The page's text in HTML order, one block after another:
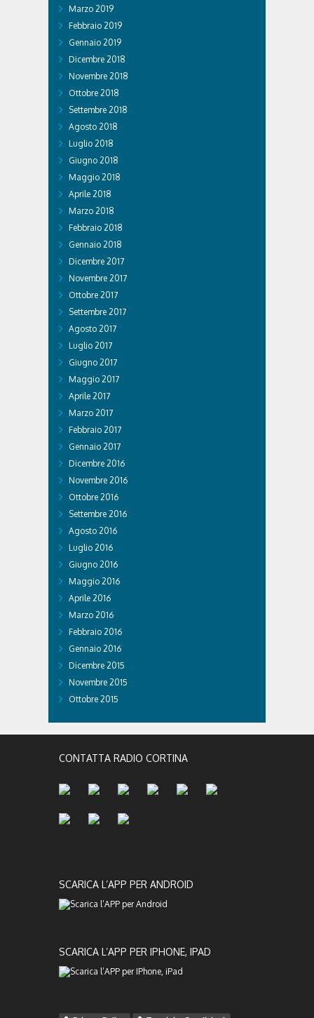
Marzo 2019
Febbraio 2019
Gennaio 2019
Dicembre 2018
Novembre 2018
Ottobre 2018
Settembre 2018
Agosto 2018
Luglio 2018
Giugno 2018
Maggio 2018
Aprile 2018
Marzo 2018
Febbraio 2018
Gennaio 2018
Dicembre 2017
Novembre 2017
Ottobre 2017
Settembre 2017
Agosto 2017
Luglio 2017
Giugno 2017
Maggio 2017
Aprile 2017
Marzo 2017
Febbraio 2017
Gennaio 2017
Dicembre 2016
Novembre 2016
Ottobre 2016
Settembre 2016
Agosto 2016
Luglio 2016
Giugno 2016
Maggio 2016
Aprile 2016
Marzo 2016
Febbraio 2016
Gennaio 2016
Dicembre 2015
Novembre 2015
Ottobre 2015
CONTATTA RADIO CORTINA
SCARICA L’APP PER ANDROID
SCARICA L’APP PER IPHONE, IPAD